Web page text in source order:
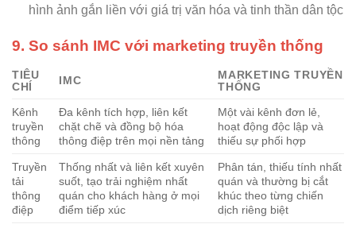
hình ảnh gắn liền với giá trị văn hóa và tinh thần dân tộc
9. So sánh IMC với marketing truyền thống
TIÊU
CHÍ
IMC
MARKETING TRUYỀN
THỐNG
Kênh
truyền
thông
Đa kênh tích hợp, liên kết
chặt chẽ và đồng bộ hóa
thông điệp trên mọi nền tảng
Một vài kênh đơn lẻ,
hoạt động độc lập và
thiếu sự phối hợp
Truyền
tải
thông
điệp
Thống nhất và liên kết xuyên
suốt, tạo trải nghiệm nhất
quán cho khách hàng ở mọi
điểm tiếp xúc
Phân tán, thiếu tính nhất
quán và thường bị cắt
khúc theo từng chiến
dịch riêng biệt